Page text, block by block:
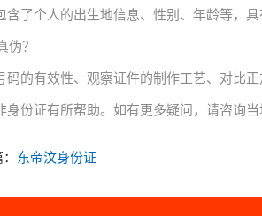
了个人的出生地信息、性别、年龄等，具
？
的有效性、观察证件的制作工艺、对比
份证有所帮助。如有更多疑问，请咨询当
东帝汶身份证